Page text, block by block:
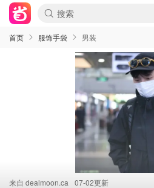
首页 服饰手袋 男装
来自 dealmoon.ca 07-02更新